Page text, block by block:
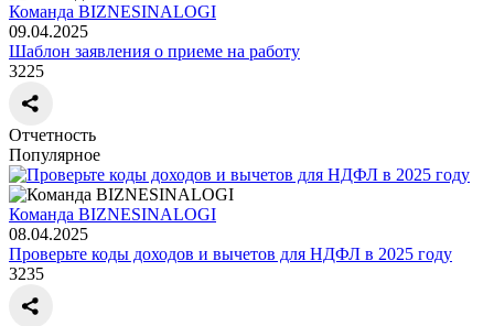
Команда BIZNESINALOGI
09.04.2025
Шаблон заявления о приеме на работу
3225
Отчетность
Популярное
Команда BIZNESINALOGI
08.04.2025
Проверьте коды доходов и вычетов для НДФЛ в 2025 году
3235